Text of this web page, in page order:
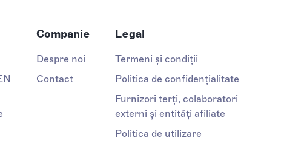
Companie
Despre noi
Contact
Legal
Termeni și condiții
Politica de confidențialitate
Furnizori terți, colaboratori
externi și entități afiliate
Politica de utilizare